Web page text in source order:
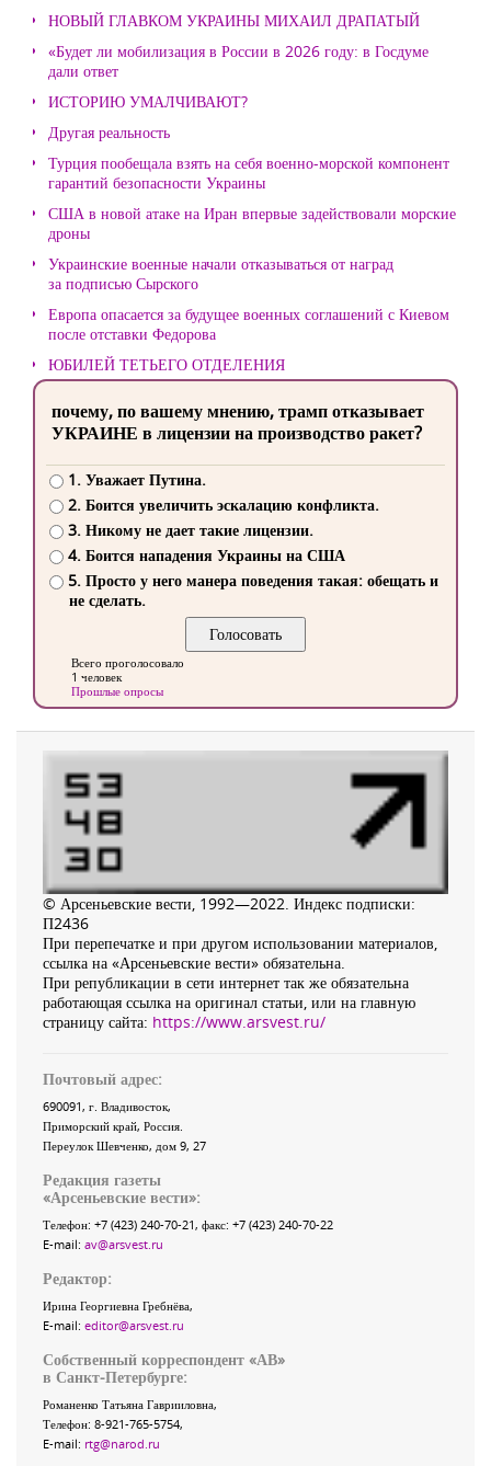
НОВЫЙ ГЛАВКОМ УКРАИНЫ МИХАИЛ ДРАПАТЫЙ
«Будет ли мобилизация в России в 2026 году: в Госдуме
дали ответ
ИСТОРИЮ УМАЛЧИВАЮТ?
Другая реальность
Турция пообещала взять на себя военно-морской компонент
гарантий безопасности Украины
США в новой атаке на Иран впервые задействовали морские
дроны
Украинские военные начали отказываться от наград
за подписью Сырского
Европа опасается за будущее военных соглашений с Киевом
после отставки Федорова
ЮБИЛЕЙ ТЕТЬЕГО ОТДЕЛЕНИЯ
почему, по вашему мнению, трамп отказывает
УКРАИНЕ в лицензии на производство ракет?
1. Уважает Путина.
2. Боится увеличить эскалацию конфликта.
3. Никому не дает такие лицензии.
4. Боится нападения Украины на США
5. Просто у него манера поведения такая: обещать и
не сделать.
Всего проголосовало
1 человек
Прошлые опросы
© Арсеньевские вести, 1992—2022. Индекс подписки:
П2436
При перепечатке и при другом использовании материалов,
ссылка на «Арсеньевские вести» обязательна.
При републикации в сети интернет так же обязательна
работающая ссылка на оригинал статьи, или на главную
страницу сайта: https://www.arsvest.ru/
Почтовый адрес:
690091, г. Владивосток,
Приморский край, Россия
Переулок Шевченко, дом 9, 27
Редакция газеты
«Арсеньевские вести»:
Телефон: +7 (423) 240-70-21, факс: +7 (423) 240-70-22
E-mail: av@arsvest.ru
Редактор:
Ирина Георгиевна Гребнёва,
E-mail: editor@arsvest.ru
Собственный корреспондент «АВ»
в Санкт-Петербурге:
Романенко Татьяна Гаврииловна,
Телефон: 8-921-765-5754,
E-mail: rtg@narod.ru